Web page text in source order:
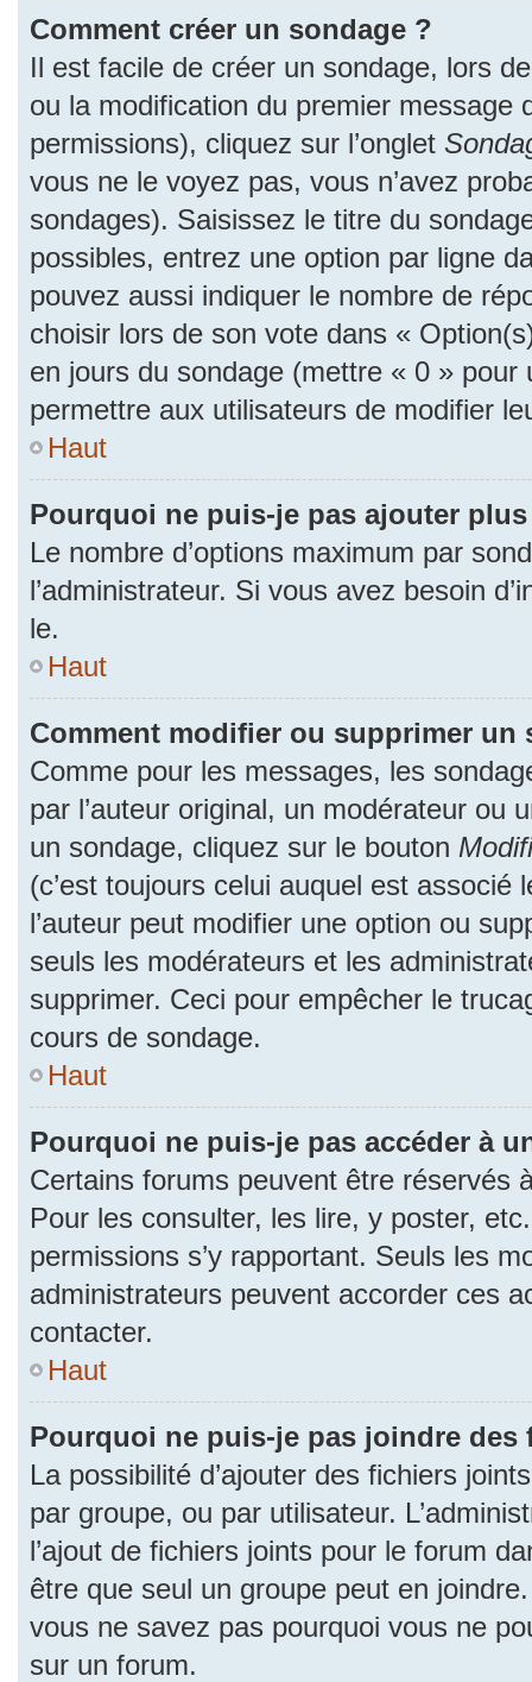
Comment créer un sondage ?
Il est facile de créer un sondage, lors
ou la modification du premier message
permissions), cliquez sur l’onglet
vous ne le voyez pas, vous n’avez
sondages). Saisissez le titre du
possibles, entrez une option par ligne
pouvez aussi indiquer le nombre de
choisir lors de son vote dans «
en jours du sondage (mettre « 0 » pour
permettre aux utilisateurs de modifier
Haut
Pourquoi ne puis-je pas ajouter
Le nombre d’options maximum par
l’administrateur. Si vous avez besoin
le.
Haut
Comment modifier ou supprimer un
Comme pour les messages, les
par l’auteur original, un modérateur ou
un sondage, cliquez sur le bouton
(c’est toujours celui auquel est associé
l’auteur peut modifier une option ou
seuls les modérateurs et les
supprimer. Ceci pour empêcher le
cours de sondage.
Haut
Pourquoi ne puis-je pas accéder à
Certains forums peuvent être réservés
Pour les consulter, les lire, y poster,
permissions s’y rapportant. Seuls les
administrateurs peuvent accorder ces
contacter.
Haut
Pourquoi ne puis-je pas joindre des
La possibilité d’ajouter des fichiers
par groupe, ou par utilisateur.
l’ajout de fichiers joints pour le forum
être que seul un groupe peut en
vous ne savez pas pourquoi vous ne
sur un forum.